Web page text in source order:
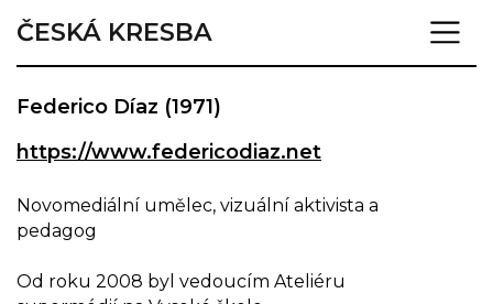
ČESKÁ KRESBA
Federico Díaz (1971)
https://www.federicodiaz.net
Novomediální umělec, vizuální aktivista a
pedagog
Od roku 2008 byl vedoucím Ateliéru